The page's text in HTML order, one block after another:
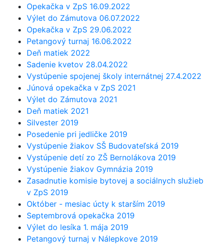
Opekačka v ZpS 16.09.2022
Výlet do Zámutova 06.07.2022
Opekačka v ZpS 29.06.2022
Petangový turnaj 16.06.2022
Deň matiek 2022
Sadenie kvetov 28.04.2022
Vystúpenie spojenej školy internátnej 27.4.2022
Júnová opekačka v ZpS 2021
Výlet do Zámutova 2021
Deň matiek 2021
Silvester 2019
Posedenie pri jedličke 2019
Vystúpenie žiakov SŠ Budovateľská 2019
Vystúpenie detí zo ZŠ Bernolákova 2019
Vystúpenie žiakov Gymnázia 2019
Zasadnutie komisie bytovej a sociálnych služieb
v ZpS 2019
Október - mesiac úcty k starším 2019
Septembrová opekačka 2019
Výlet do lesíka 1. mája 2019
Petangový turnaj v Nálepkove 2019